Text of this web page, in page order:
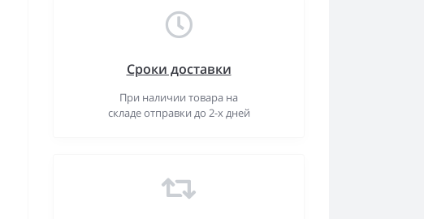
Сроки доставки
При наличии товара на
складе отправки до 2-х дней